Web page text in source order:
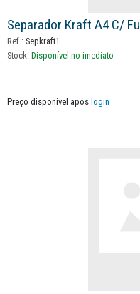
Separador Kraft A4 C/
Ref.: Sepkraft1
Stock: Disponível no imediato
Preço disponível após login